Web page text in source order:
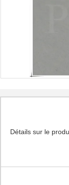
Détails sur le